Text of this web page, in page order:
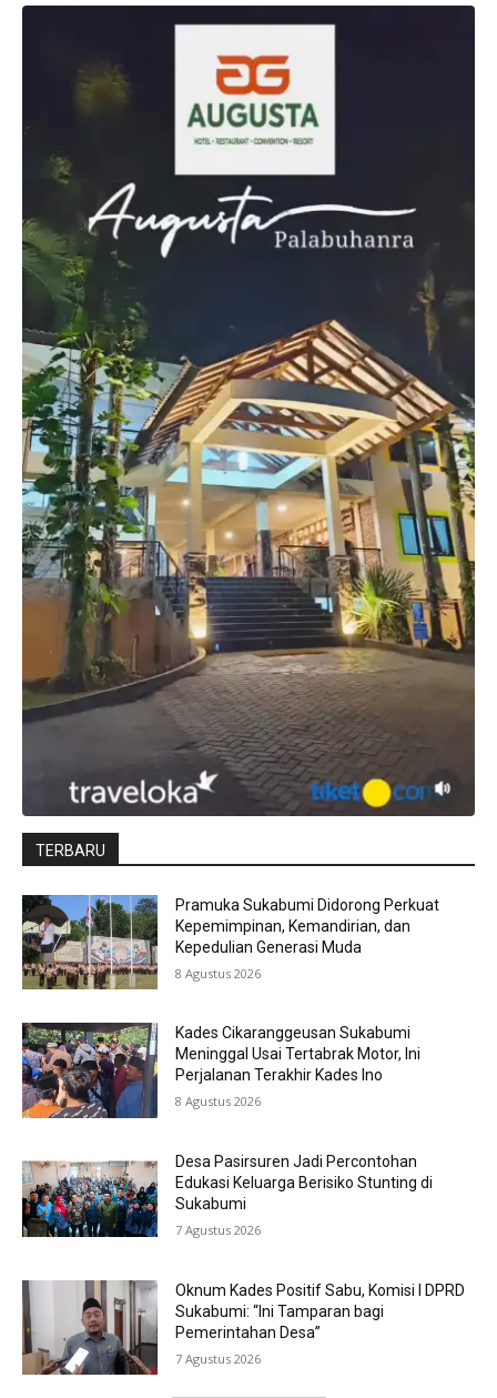
TERBARU
Pramuka Sukabumi Didorong Perkuat
Kepemimpinan, Kemandirian, dan
Kepedulian Generasi Muda
8 Agustus 2026
Kades Cikaranggeusan Sukabumi
Meninggal Usai Tertabrak Motor, Ini
Perjalanan Terakhir Kades Ino
8 Agustus 2026
Desa Pasirsuren Jadi Percontohan
Edukasi Keluarga Berisiko Stunting di
Sukabumi
7 Agustus 2026
Oknum Kades Positif Sabu, Komisi I DPRD
Sukabumi: “Ini Tamparan bagi
Pemerintahan Desa”
7 Agustus 2026